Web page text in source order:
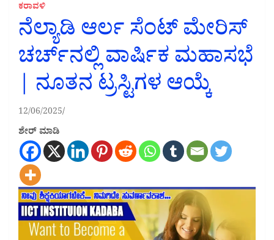
ಕರಾವಳಿ
ನೆಲ್ಯಾಡಿ ಆರ್ಲ ಸೆಂಟ್ ಮೇರಿಸ್
ಚರ್ಚ್‍ನಲ್ಲಿ ವಾರ್ಷಿಕ ಮಹಾಸಭೆ
| ನೂತನ ಟ್ರಸ್ಟಿಗಳ ಆಯ್ಕೆ
12/06/2025
ಶೇರ್ ಮಾಡಿ